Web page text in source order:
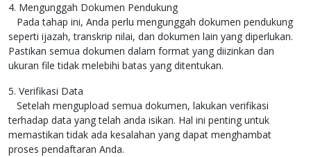
4. Mengunggah Dokumen Pendukung
Pada tahap ini, Anda perlu mengunggah dokumen pendukung
seperti ijazah, transkrip nilai, dan dokumen lain yang diperlukan.
Pastikan semua dokumen dalam format yang diizinkan dan
ukuran file tidak melebihi batas yang ditentukan.
5. Verifikasi Data
Setelah mengupload semua dokumen, lakukan verifikasi
terhadap data yang telah anda isikan. Hal ini penting untuk
memastikan tidak ada kesalahan yang dapat menghambat
proses pendaftaran Anda.